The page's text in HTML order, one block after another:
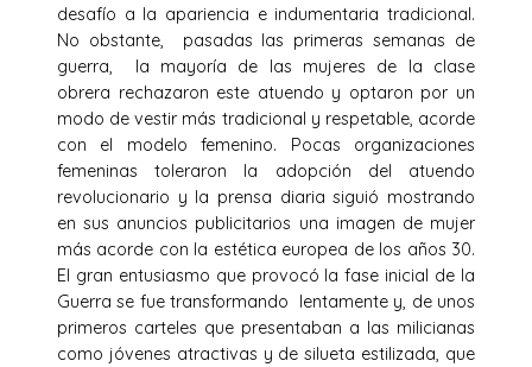
desafío a la apariencia e indumentaria tradicional.
No obstante, pasadas las primeras semanas de
guerra, la mayoría de las mujeres de la clase
obrera rechazaron este atuendo y optaron por un
modo de vestir más tradicional y respetable, acorde
con el modelo femenino. Pocas organizaciones
femeninas toleraron la adopción del atuendo
revolucionario y la prensa diaria siguió mostrando
en sus anuncios publicitarios una imagen de mujer
más acorde con la estética europea de los años 30.
El gran entusiasmo que provocó la fase inicial de la
Guerra se fue transformando lentamente y, de unos
primeros carteles que presentaban a las milicianas
como jóvenes atractivas y de silueta estilizada, que